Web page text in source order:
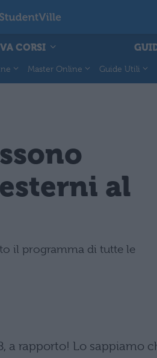
CORSI
Master Online Guide Utili
al
il programma di tutte le
a rapporto! Lo sappiamo